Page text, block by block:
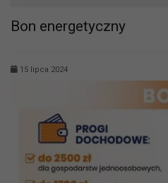
Bon energetyczny
15 lipca 2024